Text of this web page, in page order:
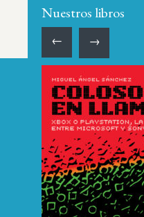
Nuestros libros
← →